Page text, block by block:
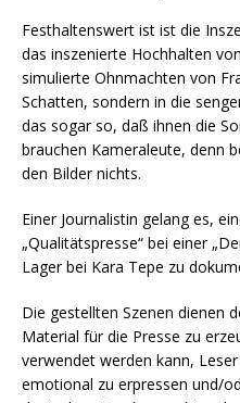
Festhaltenswert ist ist die
das inszenierte Hochhalten
simulierte Ohnmachten von
Schatten, sondern in die
das sogar so, daß ihnen die
brauchen Kameraleute, denn
den Bilder nichts.
Einer Journalistin gelang es,
„Qualitätspresse“ bei einer
Lager bei Kara Tepe zu
Die gestellten Szenen dienen
Material für die Presse zu
verwendet werden kann,
emotional zu erpressen und/